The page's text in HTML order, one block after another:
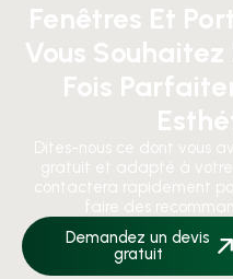
Fenêtres Et
Vous
Fois
Dites-nous ce dont vous
gratuit et adapté à votre
contactera rapidement
faire des
Demandez un devis
gratuit